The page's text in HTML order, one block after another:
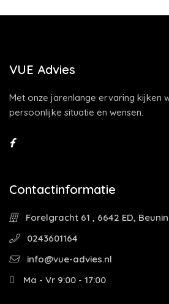
VUE Advies
Met onze jarenlange ervaring kijken
persoonlijke situatie en wensen.
Contactinformatie
Forelgracht 61 , 6642 ED,
0243601164
info@vue-advies.nl
Ma - Vr 9:00 - 17:00